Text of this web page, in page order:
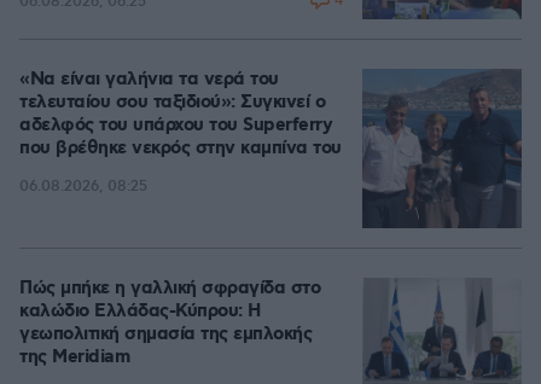
«Να είναι γαλήνια τα νερά του
τελευταίου σου ταξιδιού»: Συγκινεί ο
αδελφός του υπάρχου του Superferry
που βρέθηκε νεκρός στην καμπίνα του
06.08.2026, 08:25
Πώς μπήκε η γαλλική σφραγίδα στο
καλώδιο Ελλάδας-Κύπρου: Η
γεωπολιτική σημασία της εμπλοκής
της Meridiam